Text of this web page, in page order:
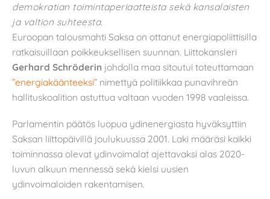
demokratian toimintaperiaatteista sekä kansalaisten
ja valtion suhteesta.
Euroopan talousmahti Saksa on ottanut energiapoliittisilla
ratkaisuillaan poikkeuksellisen suunnan. Liittokansleri
Gerhard Schröderin johdolla maa sitoutui toteuttamaan
”energiakäänteeksi” nimettyä politiikkaa punavihreän
hallituskoalition astuttua valtaan vuoden 1998 vaaleissa.
Parlamentin päätös luopua ydinenergiasta hyväksyttiin
Saksan liittopäivillä joulukuussa 2001. Laki määräsi kaikki
toiminnassa olevat ydinvoimalat ajettavaksi alas 2020-
luvun alkuun mennessä sekä kielsi uusien
ydinvoimaloiden rakentamisen.